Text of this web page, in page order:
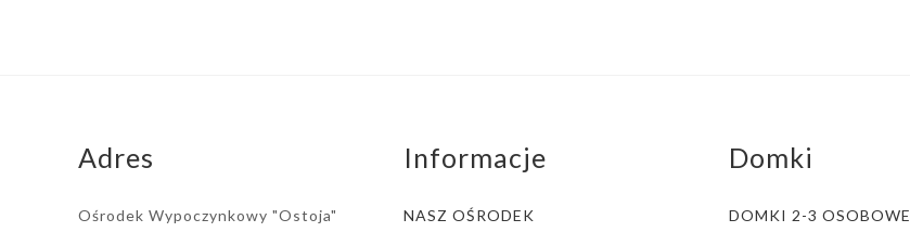
Adres
Ośrodek Wypoczynkowy "Ostoja"
Informacje
NASZ OŚRODEK
Domki
DOMKI 2-3 OSOBOWE